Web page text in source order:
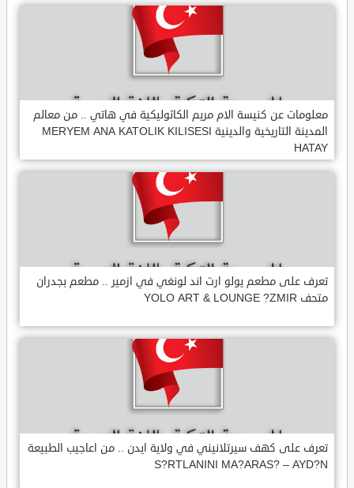
معلومات عن كنيسة الام مريم الكاثوليكية في هاتي .. من معالم
المدينة التاريخية والدينية MERYEM ANA KATOLIK KILISESI
HATAY
تعرف على مطعم يولو ارت اند لونغي في ازمير .. مطعم بجدران
متحف YOLO ART & LOUNGE ?ZMIR
تعرف على كهف سيرتلانيني في ولاية ايدن .. من اعاجيب الطبيعة
S?RTLANINI MA?ARAS? – AYD?N